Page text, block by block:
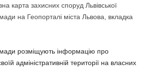
карта захисних споруд Львівської
на Геопорталі міста Львова, вкладка
розміщують інформацію про
адміністративній території на власних